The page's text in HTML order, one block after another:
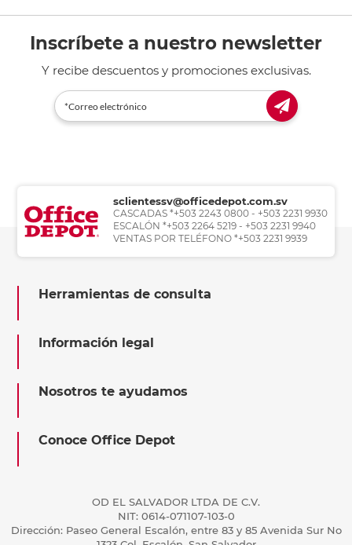
Inscríbete a nuestro newsletter
Y recibe descuentos y promociones exclusivas.
sclientessv@officedepot.com.sv
CASCADAS *+503 2243 0800 - +503 2231 9930
ESCALÓN *+503 2264 5219 - +503 2231 9940
VENTAS POR TELÉFONO *+503 2231 9939
Herramientas de consulta
Información legal
Nosotros te ayudamos
Conoce Office Depot
OD EL SALVADOR LTDA DE C.V.
NIT: 0614-071107-103-0
Dirección: Paseo General Escalón, entre 83 y 85 Avenida Sur No